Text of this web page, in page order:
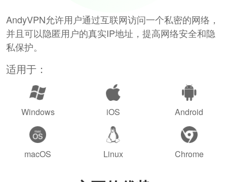
AndyVPN允许用户通过互联网访问一个私密的网络，
并且可以隐匿用户的真实IP地址，提高网络安全和隐
私保护。
适用于：
Windows iOS Android
macOS Linux Chrome